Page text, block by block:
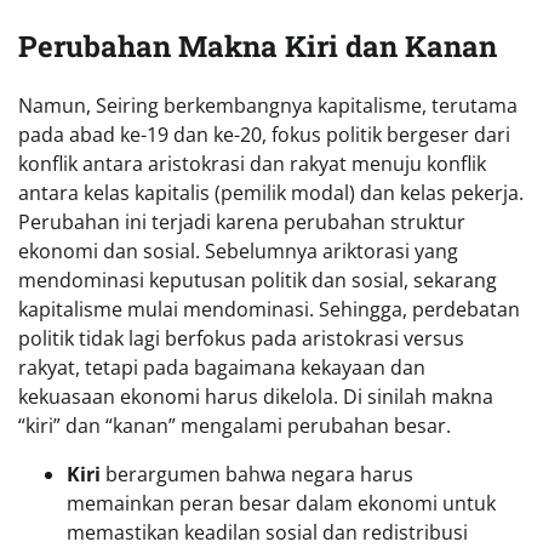
Perubahan Makna Kiri dan Kanan
Namun, Seiring berkembangnya kapitalisme, terutama
pada abad ke-19 dan ke-20, fokus politik bergeser dari
konflik antara aristokrasi dan rakyat menuju konflik
antara kelas kapitalis (pemilik modal) dan kelas pekerja.
Perubahan ini terjadi karena perubahan struktur
ekonomi dan sosial. Sebelumnya ariktorasi yang
mendominasi keputusan politik dan sosial, sekarang
kapitalisme mulai mendominasi. Sehingga, perdebatan
politik tidak lagi berfokus pada aristokrasi versus
rakyat, tetapi pada bagaimana kekayaan dan
kekuasaan ekonomi harus dikelola. Di sinilah makna
“kiri” dan “kanan” mengalami perubahan besar.
Kiri berargumen bahwa negara harus
memainkan peran besar dalam ekonomi untuk
memastikan keadilan sosial dan redistribusi